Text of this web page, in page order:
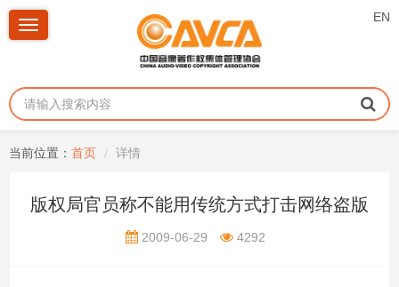
EN
Toggle
当前位置： 首页 详情
版权局官员称不能用传统方式打击网络盗版
2009-06-29 4292